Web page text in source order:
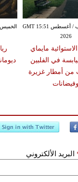
الخميس ,06 آب / أغسطس GMT 15:51
2026
مايماي
في الفلبين
من أمطار غزيرة
وفيضانات
البريد الألكتروني